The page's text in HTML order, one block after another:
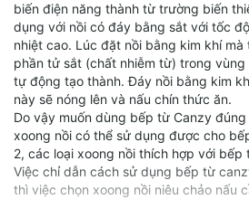
biến điện năng thành từ trường biến
dụng với nồi có đáy bằng sắt với tốc
nhiệt cao. Lúc đặt nồi bằng kim khí mà
phần tử sắt (chất nhiễm từ) trong
tự động tạo thành. Đáy nồi bằng kim
này sẽ nóng lên và nấu chín thức ăn.
Do vậy muốn dùng bếp từ Canzy
xoong nồi có thể sử dụng được cho
2, các loại xoong nồi thích hợp với bếp
Việc chỉ dẫn cách sử dụng bếp từ
thì việc chọn xoong nồi niêu chảo nấu